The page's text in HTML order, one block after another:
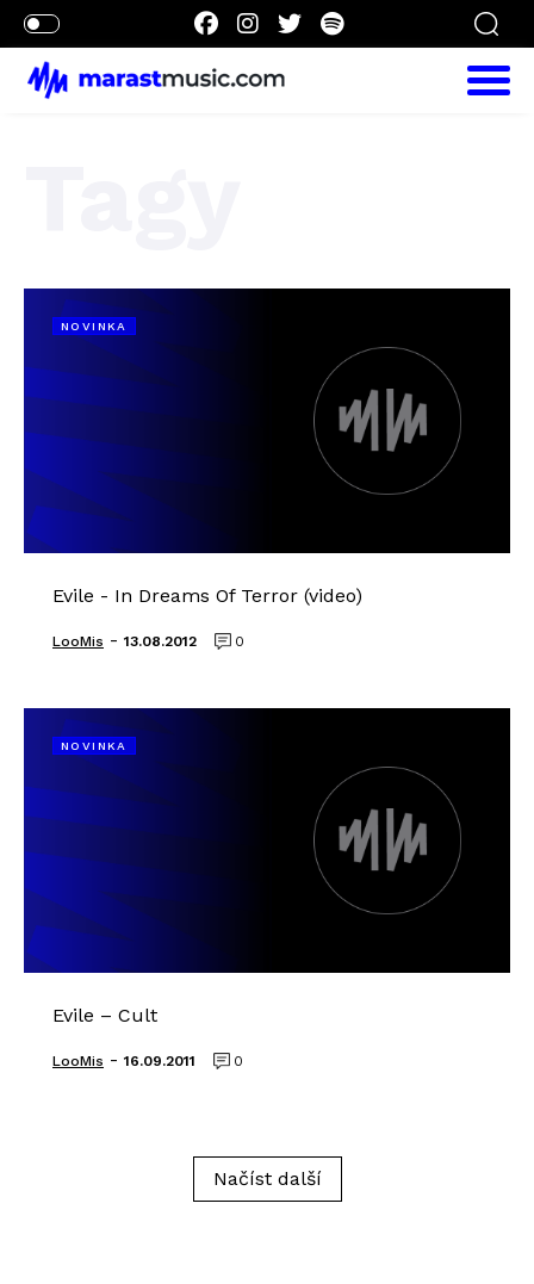
NOVINKA
Evile - In Dreams Of Terror (video)
LooMis - 13.08.2012 0
NOVINKA
Evile – Cult
LooMis - 16.09.2011 0
Načíst další